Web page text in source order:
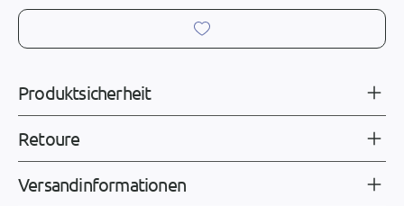
Produktsicherheit
Retoure
Versandinformationen